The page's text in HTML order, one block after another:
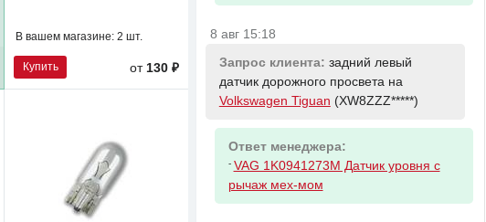
В вашем магазине: 2 шт.
Купить от 130 ₽
8 авг 15:18
Запрос клиента: задний левый
датчик дорожного просвета на
Volkswagen Tiguan (XW8ZZZ*****)
Ответ менеджера:
- VAG 1K0941273M Датчик уровня с
рычаж мех-мом